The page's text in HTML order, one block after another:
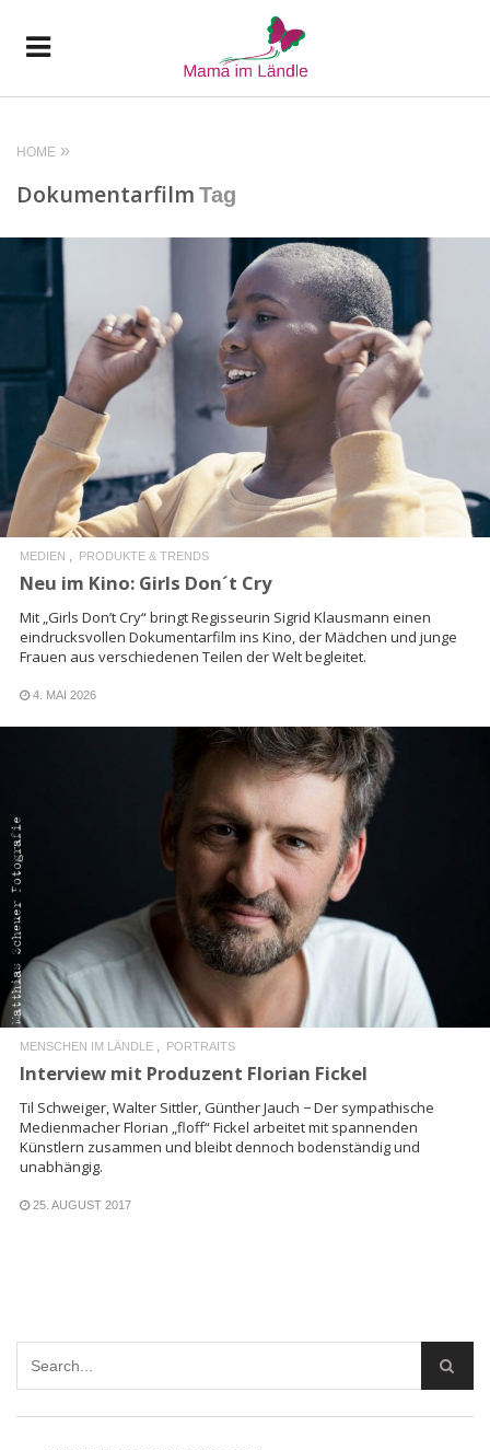
HOME
Dokumentarfilm Tag
READ MORE
MEDIEN PRODUKTE & TRENDS
Neu im Kino: Girls Don´t Cry
Mit „Girls Don’t Cry“ bringt Regisseurin Sigrid Klausmann einen
eindrucksvollen Dokumentarfilm ins Kino, der Mädchen und junge
Frauen aus verschiedenen Teilen der Welt begleitet.
4. MAI 2026
READ MORE
MENSCHEN IM LÄNDLE PORTRAITS
Interview mit Produzent Florian Fickel
Til Schweiger, Walter Sittler, Günther Jauch − Der sympathische
Medienmacher Florian „floff“ Fickel arbeitet mit spannenden
Künstlern zusammen und bleibt dennoch bodenständig und
unabhängig.
25. AUGUST 2017